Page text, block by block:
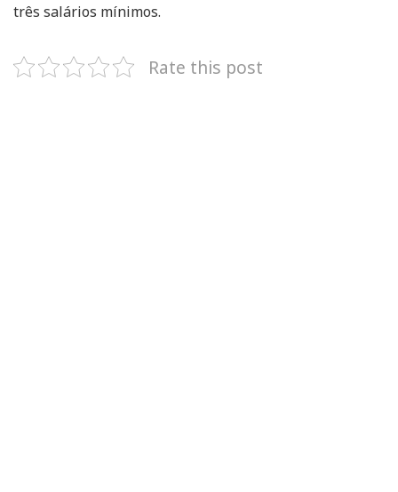
três salários mínimos.
Rate this post